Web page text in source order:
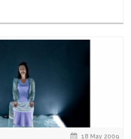
18 May 2009